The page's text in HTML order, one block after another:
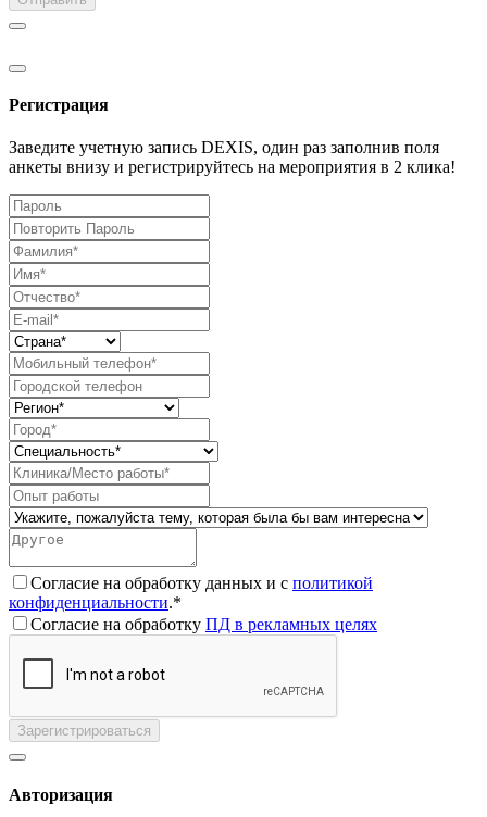
Регистрация
Заведите учетную запись DEXIS, один раз заполнив поля
анкеты внизу и регистрируйтесь на мероприятия в 2 клика!
Согласие на обработку данных и с политикой
конфиденциальности.*
Согласие на обработку ПД в рекламных целях
Зарегистрироваться
Авторизация